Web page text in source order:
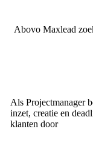
Abovo Maxlead
Als Projectmanager
inzet, creatie en
klanten door